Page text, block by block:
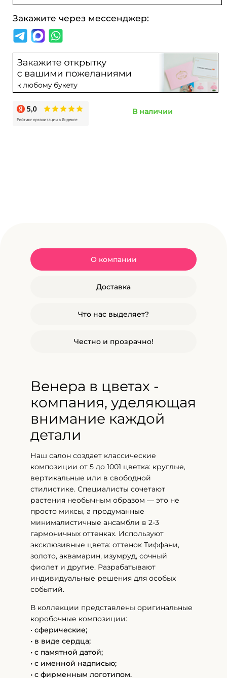
Закажите через мессенджер:
В наличии
О компании
Доставка
Что нас выделяет?
Честно и прозрачно!
Венера в цветах -
компания, уделяющая
внимание каждой
детали
Наш салон создает классические
композиции от 5 до 1001 цветка: круглые,
вертикальные или в свободной
стилистике. Специалисты сочетают
растения необычным образом — это не
просто миксы, а продуманные
минималистичные ансамбли в 2-3
гармоничных оттенках. Используют
эксклюзивные цвета: оттенок Тиффани,
золото, аквамарин, изумруд, сочный
фиолет и другие. Разрабатывают
индивидуальные решения для особых
событий.
В коллекции представлены оригинальные
коробочные композиции:
• сферические;
• в виде сердца;
• с памятной датой;
• с именной надписью;
• с фирменным логотипом.